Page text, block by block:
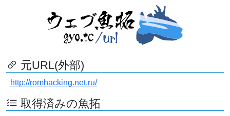
元URL(外部)
http://romhacking.net.ru/
取得済みの魚拓